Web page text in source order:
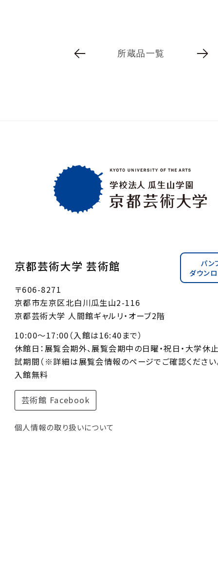
所蔵品一覧
京都芸術大学 芸術館
パン
ダウン
〒606-8271
京都市左京区北白川瓜生山2-116
京都芸術大学 人間館ギャルリ・オーブ2階
10:00〜17:00（入館は16:40まで）
休館日：展覧会期外、展覧会期中の日曜・祝日・大学休
試期間（※詳細は展覧会情報のページでご確認ください
入館無料
芸術館 Facebook
個人情報の取り扱いについて